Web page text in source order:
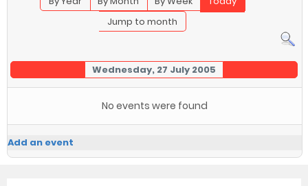
Jump to month
Wednesday, 27 July 2005
No events were found
Add an event